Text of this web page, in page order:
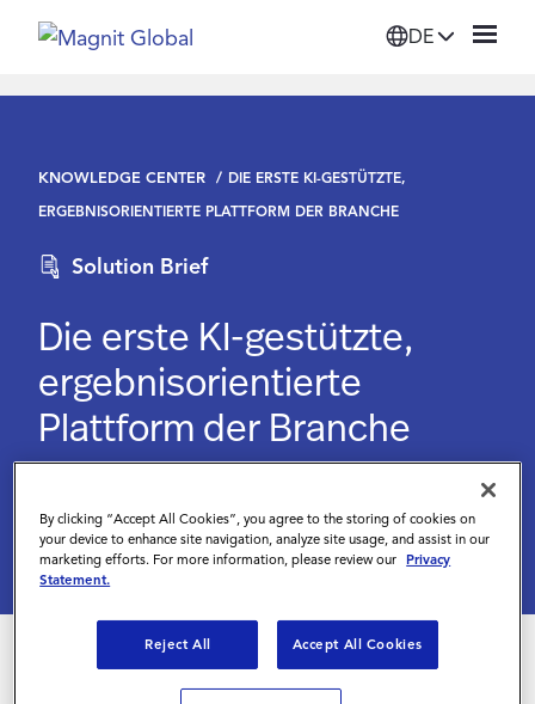
DE
Lösungen
Dienstleistungen
Unsere Partner
Ressourcen
Login
KNOWLEDGE CENTER
DIE ERSTE KI-GESTÜTZTE,
ERGEBNISORIENTIERTE PLATTFORM DER BRANCHE
Solution Brief
Die erste KI-gestützte,
ergebnisorientierte
Plattform der Branche
Die einzige Konstante in dieser Welt ist der
By clicking “Accept All Cookies”, you agree to the storing of cookies on
your device to enhance site navigation, analyze site usage, and assist in our
marketing efforts. For more information, please review our Privacy
Statement.
Reject All Accept All Cookies